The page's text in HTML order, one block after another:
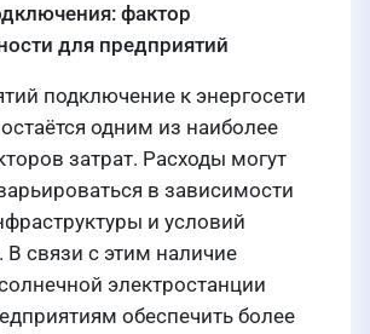
фактор
для предприятий
подключение к энергосети
одним из наиболее
затрат. Расходы могут
в зависимости
и условий
связи с этим наличие
электростанции
обеспечить более